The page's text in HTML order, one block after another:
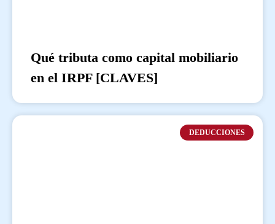
Qué tributa como capital mobiliario
en el IRPF [CLAVES]
DEDUCCIONES